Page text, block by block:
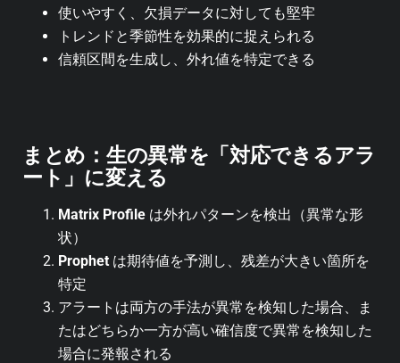
使いやすく、欠損データに対しても堅牢
トレンドと季節性を効果的に捉えられる
信頼区間を生成し、外れ値を特定できる
まとめ：生の異常を「対応できるアラ
ート」に変える
Matrix Profile は外れパターンを検出（異常な形
状）
Prophet は期待値を予測し、残差が大きい箇所を
特定
アラートは両方の手法が異常を検知した場合、ま
たはどちらか一方が高い確信度で異常を検知した
場合に発報される